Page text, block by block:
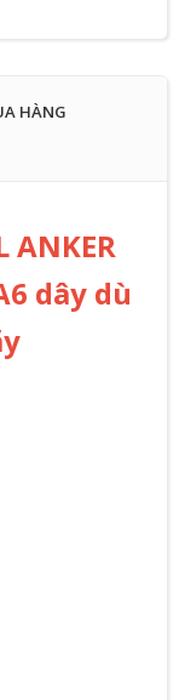
HÀNG
ANKER
dây dù